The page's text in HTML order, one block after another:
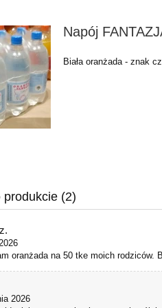
Napój
Biała oranżada - znak
produkcie (2)
oranżada na 50 tke moich
2026